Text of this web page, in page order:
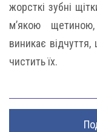
жорсткі зубні
м’якою
виникає
чистить їх.